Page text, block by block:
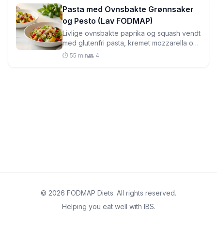
Pasta med Ovnsbakte Grønnsaker
og Pesto (Lav FODMAP)
Livlige ovnsbakte paprika og squash vendt
med glutenfri pasta, kremet mozzarella og
hjemmelaget basilikum-pinjekjerne-pesto
⏱️ 55 min👥 4
© 2026 FODMAP Diets. All rights reserved.
Helping you eat well with IBS.